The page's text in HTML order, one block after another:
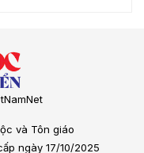
và Tôn giáo
ngày 17/10/2025